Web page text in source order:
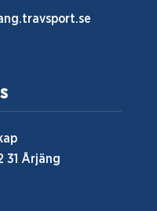
31 Årjäng